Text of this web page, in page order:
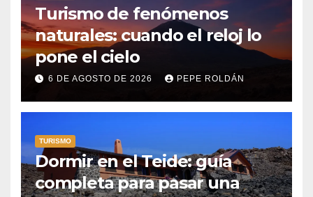
Turismo de fenómenos
naturales: cuando el reloj lo
pone el cielo
6 DE AGOSTO DE 2026 PEPE ROLDÁN
TURISMO
Dormir en el Teide: guía
completa para pasar una